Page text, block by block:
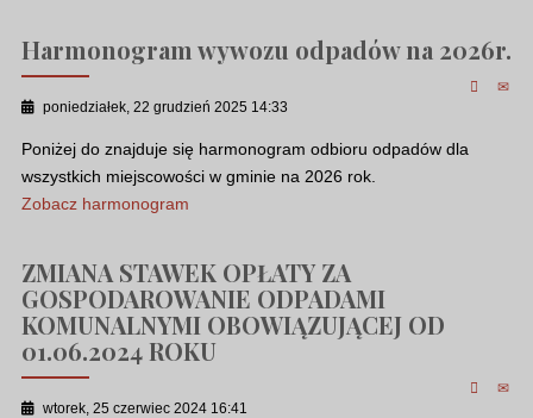
Harmonogram wywozu odpadów na 2026r.
poniedziałek, 22 grudzień 2025 14:33
Poniżej do znajduje się harmonogram odbioru odpadów dla
wszystkich miejscowości w gminie na 2026 rok.
Zobacz harmonogram
ZMIANA STAWEK OPŁATY ZA
GOSPODAROWANIE ODPADAMI
KOMUNALNYMI OBOWIĄZUJĄCEJ OD
01.06.2024 ROKU
wtorek, 25 czerwiec 2024 16:41